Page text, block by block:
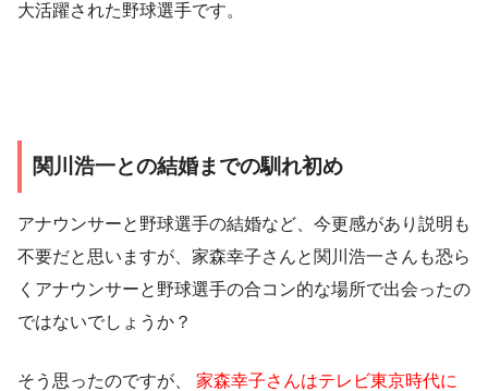
大活躍された野球選手です。
関川浩一との結婚までの馴れ初め
アナウンサーと野球選手の結婚など、今更感があり説明も
不要だと思いますが、家森幸子さんと関川浩一さんも恐ら
くアナウンサーと野球選手の合コン的な場所で出会ったの
ではないでしょうか？
そう思ったのですが、
家森幸子さんはテレビ東京時代に